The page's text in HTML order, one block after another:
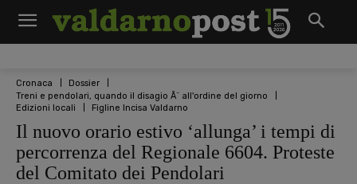
Cronaca
Dossier
Treni e pendolari, quando il disagio Ã¨ all'ordine del giorno
Edizioni locali
Figline Incisa Valdarno
Il nuovo orario estivo ‘allunga’ i tempi di
percorrenza del Regionale 6604. Proteste
del Comitato dei Pendolari